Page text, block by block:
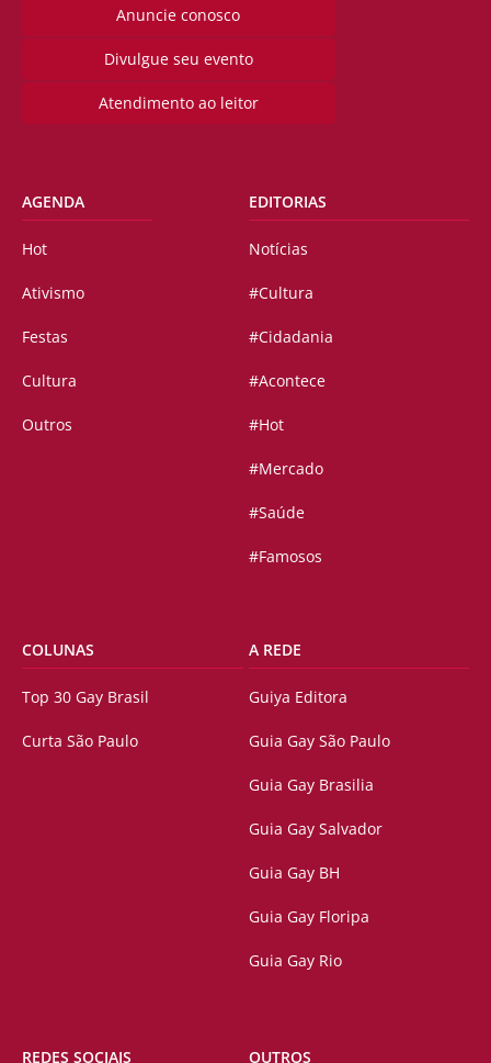
Anuncie conosco
Divulgue seu evento
Atendimento ao leitor
AGENDA
Hot
Ativismo
Festas
Cultura
Outros
EDITORIAS
Notícias
#Cultura
#Cidadania
#Acontece
#Hot
#Mercado
#Saúde
#Famosos
COLUNAS
Top 30 Gay Brasil
Curta São Paulo
A REDE
Guiya Editora
Guia Gay São Paulo
Guia Gay Brasilia
Guia Gay Salvador
Guia Gay BH
Guia Gay Floripa
Guia Gay Rio
REDES SOCIAIS OUTROS